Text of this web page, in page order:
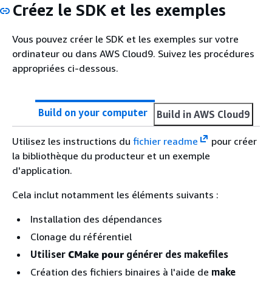
Créez le SDK et les exemples
Vous pouvez créer le SDK et les exemples sur votre
ordinateur ou dans AWS Cloud9. Suivez les procédures
appropriées ci-dessous.
Build on your computer Build in AWS Cloud9
Utilisez les instructions du fichier readme
pour créer
la bibliothèque du producteur et un exemple
d'application.
Cela inclut notamment les éléments suivants :
Installation des dépendances
Clonage du référentiel
Utiliser CMake pour générer des makefiles
Création des fichiers binaires à l'aide de make